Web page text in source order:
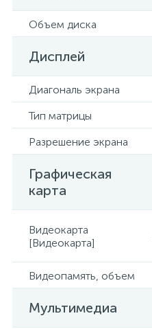
Объем диска
Дисплей
Диагональ экрана
Тип матрицы
Разрешение экрана
Графическая
карта
Видеокарта
[Видеокарта]
Видеопамять, объем
Мультимедиа